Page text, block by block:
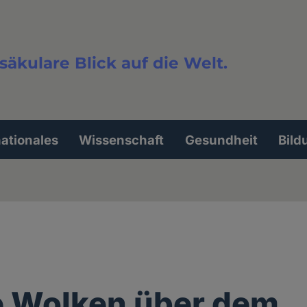
Blick auf die Welt.
Wissenschaft Gesundheit